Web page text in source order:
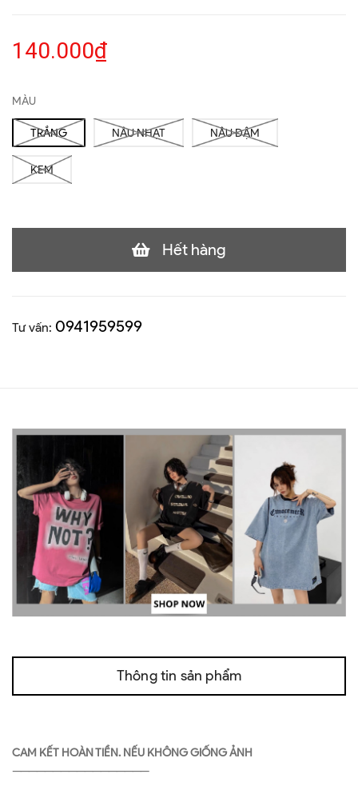
140.000₫
MÀU
TRẮNG NÂU NHẠT NÂU ĐẬM
KEM
Hết hàng
Tư vấn: 0941959599
Thông tin sản phẩm
CAM KẾT HOÀN TIỀN. NẾU KHÔNG GIỐNG ẢNH
—————————————————